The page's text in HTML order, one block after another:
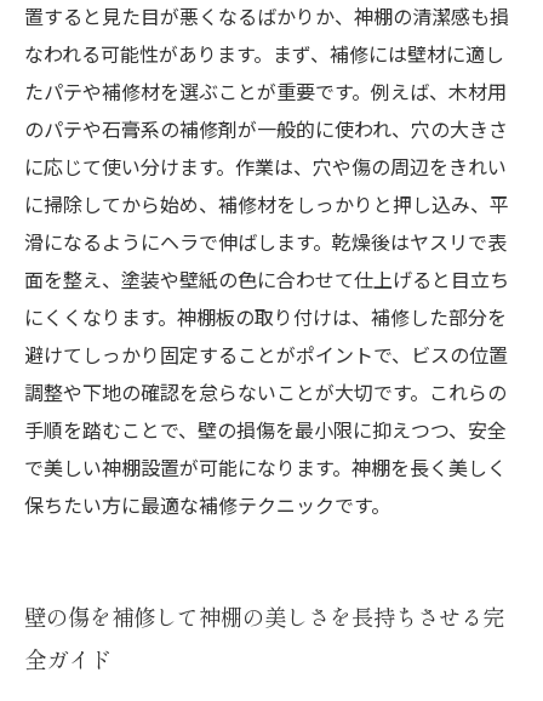
置すると見た目が悪くなるばかりか、神棚の清潔感も損
なわれる可能性があります。まず、補修には壁材に適し
たパテや補修材を選ぶことが重要です。例えば、木材用
のパテや石膏系の補修剤が一般的に使われ、穴の大きさ
に応じて使い分けます。作業は、穴や傷の周辺をきれい
に掃除してから始め、補修材をしっかりと押し込み、平
滑になるようにヘラで伸ばします。乾燥後はヤスリで表
面を整え、塗装や壁紙の色に合わせて仕上げると目立ち
にくくなります。神棚板の取り付けは、補修した部分を
避けてしっかり固定することがポイントで、ビスの位置
調整や下地の確認を怠らないことが大切です。これらの
手順を踏むことで、壁の損傷を最小限に抑えつつ、安全
で美しい神棚設置が可能になります。神棚を長く美しく
保ちたい方に最適な補修テクニックです。
壁の傷を補修して神棚の美しさを長持ちさせる完
全ガイド